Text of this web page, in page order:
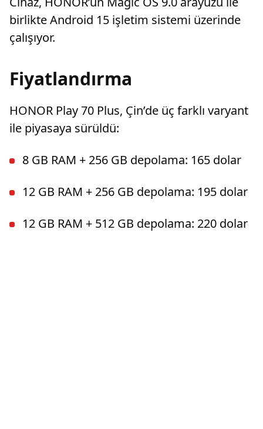
birlikte Android 15 işletim sistemi üzerinde
çalışıyor.
Fiyatlandırma
HONOR Play 70 Plus, Çin’de üç farklı varyant
ile piyasaya sürüldü:
8 GB RAM + 256 GB depolama: 165 dolar
12 GB RAM + 256 GB depolama: 195 dolar
12 GB RAM + 512 GB depolama: 220 dolar